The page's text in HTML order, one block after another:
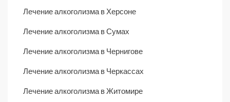
Лечение алкоголизма в Херсоне
Лечение алкоголизма в Сумах
Лечение алкоголизма в Чернигове
Лечение алкоголизма в Черкассах
Лечение алкоголизма в Житомире